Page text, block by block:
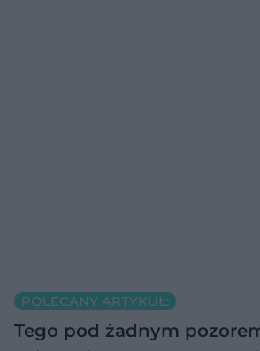
POLECANY ARTYKUŁ:
Tego pod żadnym